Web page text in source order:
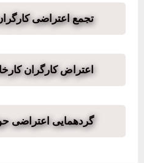
تجمع اعتراضی
اعتراض کارگران
گردهمایی اعتراضی